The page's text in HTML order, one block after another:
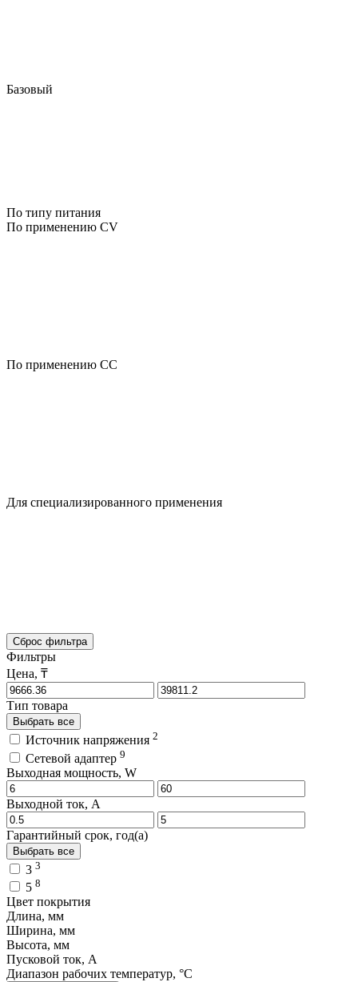
Базовый
По типу питания
По применению CV
По применению CC
Для специализированного применения
Сброс фильтра
Фильтры
Цена, ₸
Тип товара
Выбрать все
Источник напряжения 2
Сетевой адаптер 9
Выходная мощность, W
Выходной ток, A
Гарантийный срок, год(а)
Выбрать все
3 3
5 8
Цвет покрытия
Длина, мм
Ширина, мм
Высота, мм
Пусковой ток, A
Диапазон рабочих температур, °C